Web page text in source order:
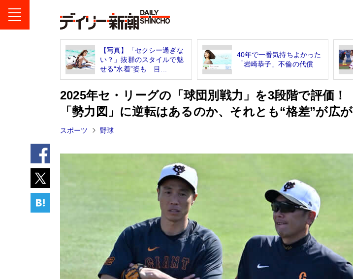
【写真】「セクシー過ぎな
い？」抜群のスタイルで魅
せる“水着”姿も 目...
40年で一番気持ちよかった
「岩崎恭子」不倫の代償
2025年セ・リーグの「球団別戦力」を3段階で評価
「勢力図」に逆転はあるのか、それとも“格差”が広
スポーツ 野球